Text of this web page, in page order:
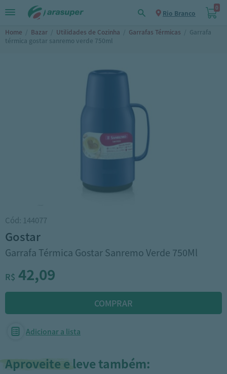
Rio Branco
0
Home / Bazar / Utilidades de Cozinha / Garrafas Térmicas / Garrafa
térmica gostar sanremo verde 750ml
Cód: 144077
gostar
Garrafa Térmica Gostar Sanremo Verde 750Ml
R$ 42,09
Adicionar a lista
Aproveite e leve também: